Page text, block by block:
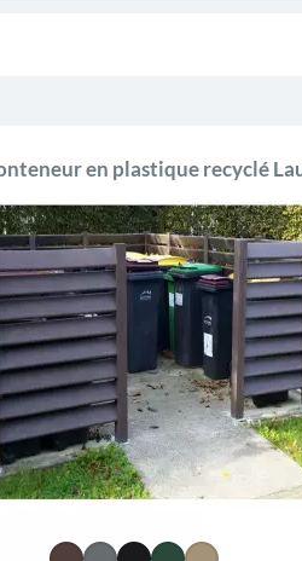
en plastique recyclé